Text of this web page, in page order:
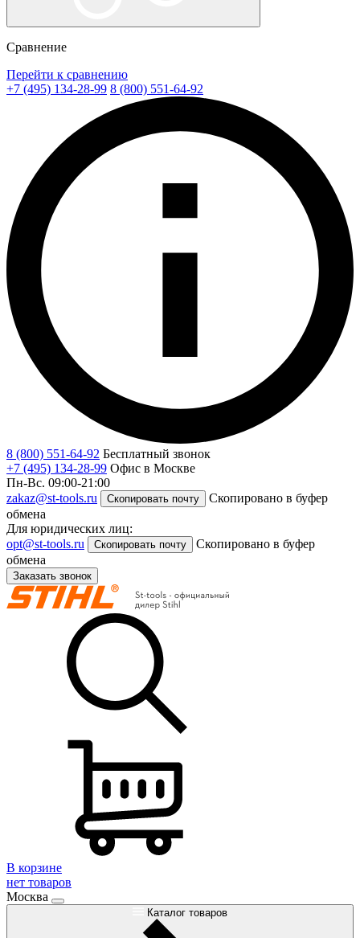
Сравнение
Перейти к сравнению
+7 (495) 134-28-99 8 (800) 551-64-92
8 (800) 551-64-92 Бесплатный звонок
+7 (495) 134-28-99 Офис в Москве
Пн-Вс. 09:00-21:00
zakaz@st-tools.ru
Скопировать почту
Скопировано в буфер
обмена
Для юридических лиц:
opt@st-tools.ru
Скопировать почту
Скопировано в буфер
обмена
Заказать звонок
В корзине
нет товаров
Москва
Каталог товаров